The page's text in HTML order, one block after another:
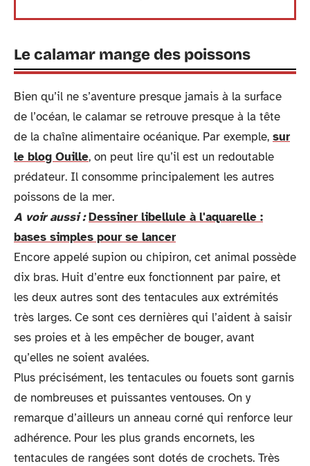
Le calamar mange des poissons
Bien qu’il ne s’aventure presque jamais à la surface
de l’océan, le calamar se retrouve presque à la tête
de la chaîne alimentaire océanique. Par exemple, sur
le blog Ouille, on peut lire qu’il est un redoutable
prédateur. Il consomme principalement les autres
poissons de la mer.
A voir aussi : Dessiner libellule à l'aquarelle :
bases simples pour se lancer
Encore appelé supion ou chipiron, cet animal possède
dix bras. Huit d’entre eux fonctionnent par paire, et
les deux autres sont des tentacules aux extrémités
très larges. Ce sont ces dernières qui l’aident à saisir
ses proies et à les empêcher de bouger, avant
qu’elles ne soient avalées.
Plus précisément, les tentacules ou fouets sont garnis
de nombreuses et puissantes ventouses. On y
remarque d’ailleurs un anneau corné qui renforce leur
adhérence. Pour les plus grands encornets, les
tentacules de rangées sont dotés de crochets. Très